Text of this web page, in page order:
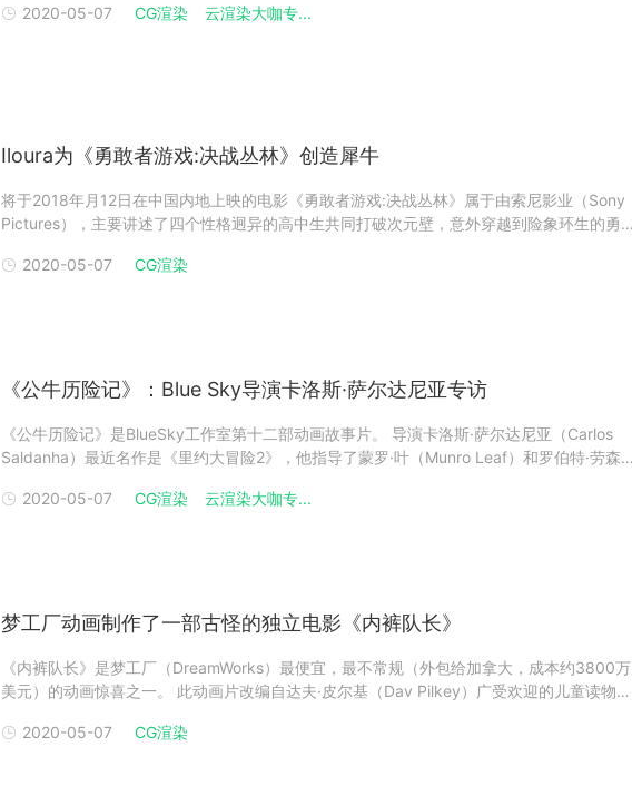
2020-05-07 CG渲染 云渲染大咖专...
Iloura为《勇敢者游戏:决战丛林》创造犀牛
将于2018年月12日在中国内地上映的电影《勇敢者游戏:决战丛林》属于由索尼影业（Sony
Pictures），主要讲述了四个性格迥异的高中生共同打破次元壁，意外穿越到险象环生的勇
故事。Iloura（澳大利亚特效公司）担任该电影的主要特效设施，其中包括“白化犀
2020-05-07 CG渲染
《公牛历险记》：Blue Sky导演卡洛斯·萨尔达尼亚专访
《公牛历险记》是BlueSky工作室第十二部动画故事片。 导演卡洛斯·萨尔达尼亚（Carlos
Saldanha）最近名作是《里约大冒险2》，他指导了蒙罗·叶（Munro Leaf）和罗伯特·劳森
改编，讲述了一个非常规西班
2020-05-07 CG渲染 云渲染大咖专...
梦工厂动画制作了一部古怪的独立电影《内裤队长》
《内裤队长》是梦工厂（DreamWorks）最便宜，最不常规（外包给加拿大，成本约3800万
美元）的动画惊喜之一。 此动画片改编自达夫·皮尔基（Dav Pilkey）广受欢迎的儿童读物，
马斯·米德蒂奇配音），通过催眠术将霸道校长（艾迪·赫尔姆斯配音）变成了内
2020-05-07 CG渲染